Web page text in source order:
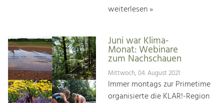
weiterlesen »
Juni war Klima-
Monat: Webinare
zum Nachschauen
Mittwoch, 04. August 2021
Immer montags zur Primetime
organisierte die KLAR!-Region